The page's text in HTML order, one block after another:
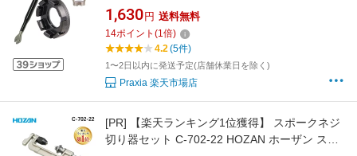
イール リムレンチ スパナ スポーク ツール アジ
ャスター 送料無料
1,630 円 送料無料
14ポイント (1倍)
4.2(5件)
1〜2日以内に発送予定(店舗休業日を除く)
Praxia 楽天市場店
[PR]
【楽天ランキング1位獲得】 スポークネジ
切り器セット C-702-22 HOZAN ホーザン スポ